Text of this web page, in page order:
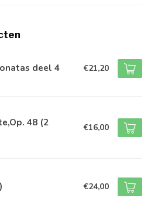
deel 4 €21,20
48 (2 €16,00
€24,00